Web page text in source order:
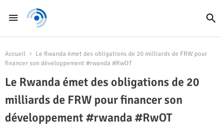
Accueil
Le Rwanda émet des obligations de 20 milliards de FRW pour
financer son développement #rwanda #RwOT
Le Rwanda émet des obligations de 20
milliards de FRW pour financer son
développement #rwanda #RwOT